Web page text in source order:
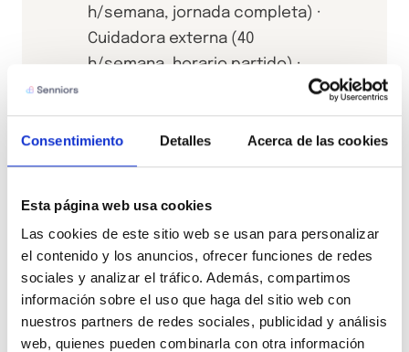
Consentimiento Detalles Acerca de las cookies
Esta página web usa cookies
Las cookies de este sitio web se usan para personalizar
el contenido y los anuncios, ofrecer funciones de redes
sociales y analizar el tráfico. Además, compartimos
información sobre el uso que haga del sitio web con
nuestros partners de redes sociales, publicidad y análisis
web, quienes pueden combinarla con otra información
h/semana, jornada completa) ·
Cuidadora externa (40
h/semana, horario partido) ·
h/semana) · Fisioterapia a
domicilio · Cuidadora interna (7
días, domingo a sábado) ·
Cuidadora interna con
descanso entre semana ·
Logopedia a domicilio ·
Nutrición y dietética a
domicilio · Ortopedia y ayudas